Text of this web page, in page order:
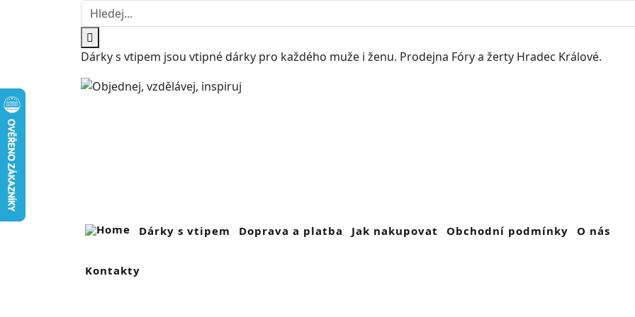
Dárky s vtipem jsou vtipné dárky pro každého muže i ženu. Prodejna Fóry a žerty Hradec Králové.
Dárky s vtipem Doprava a platba Jak nakupovat Obchodní podmínky O nás
Kontakty